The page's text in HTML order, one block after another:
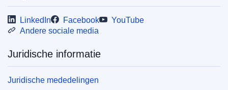
LinkedIn Facebook
YouTube
Andere sociale media
Juridische informatie
Juridische mededelingen